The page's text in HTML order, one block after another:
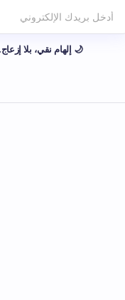
🌙 إلهام نقي، بلا